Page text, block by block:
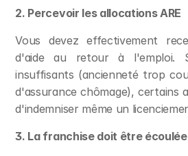
2. Percevoir les allocations ARE
Vous devez effectivement
d'aide au retour à l'emploi.
insuffisants (ancienneté trop
d'assurance chômage), certains
d'indemniser même un
3. La franchise doit être écoulée